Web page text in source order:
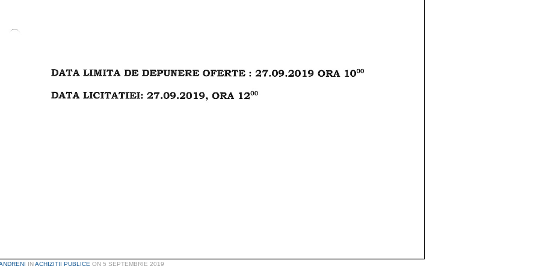
INACHIZITII PUBLICE ON 5 SEPTEMBRIE 2019